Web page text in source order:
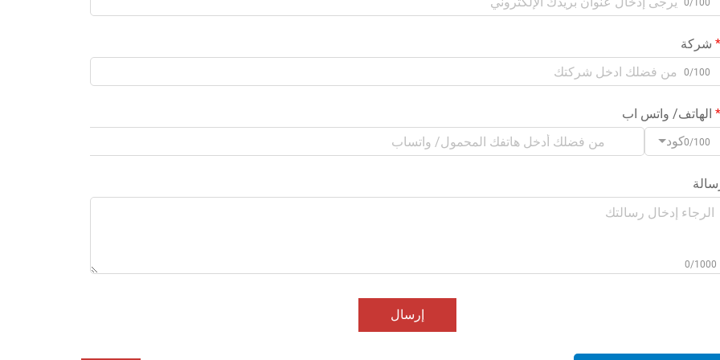
0/100
شركة
0/100
الهاتف/ واتس اب
كود0/100
0/1000
إرسال